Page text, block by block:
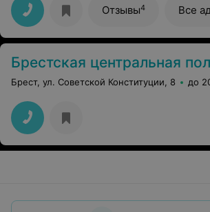
Отзывы4 Все
Брестская центральная
Брест, ул. Советской Конституции, 8 до